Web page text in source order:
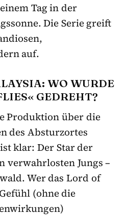
Tag in der
Die Serie greift
auf.
WO WURDE
GEDREHT?
Produktion über die
des Absturzortes
klar: Der Star der
verwahrlosten Jungs –
Wer das Lord of
(ohne die